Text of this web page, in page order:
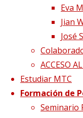
Eva
Jian
José
ACCESO
Estudiar MTC
Formación de
Seminario
Página de
SAC2
logo